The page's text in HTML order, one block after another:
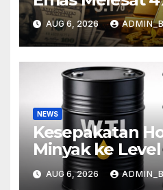
AUG 6, 2026
NEWS
Kesepakatan
Minyak ke
Sebulan
AUG 6, 2026